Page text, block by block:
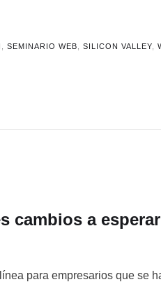
,SEMINARIO WEB ,SILICON VALLEY ,
cambios a
para empresarios que se